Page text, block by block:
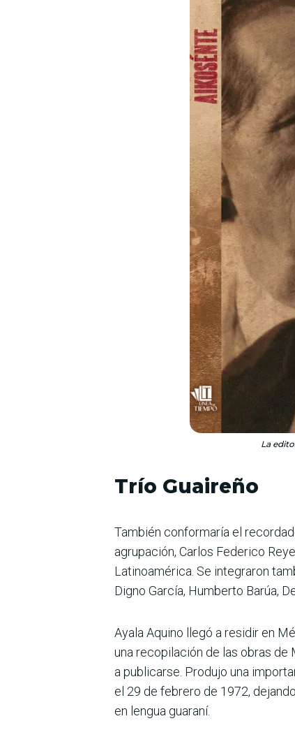
La
Trío Guaireño
También conformaría el
agrupación, Carlos Federico
Latinoamérica. Se integraron
Digno García, Humberto Barúa,
Ayala Aquino llegó a residir en
una recopilación de las obras de
a publicarse. Produjo una
el 29 de febrero de 1972,
en lengua guaraní.